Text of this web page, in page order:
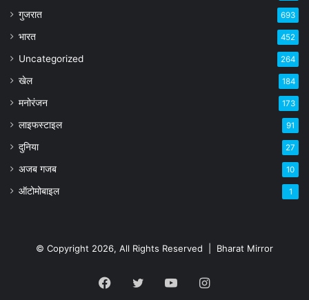
गुजरात 693
भारत 452
Uncategorized 264
खेल 184
मनोरंजन 173
लाइफस्टाइल 91
दुनिया 27
अजब गजब 10
ऑटोमोबाइल 1
© Copyright 2026, All Rights Reserved | Bharat Mirror
Facebook
Twitter YouTubeInstagram